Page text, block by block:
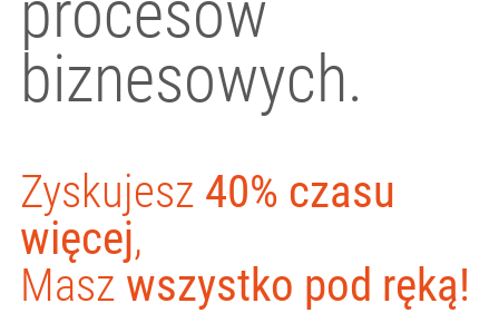
biznesowych.
Zyskujesz 40% czasu
więcej,
Masz wszystko pod ręką!